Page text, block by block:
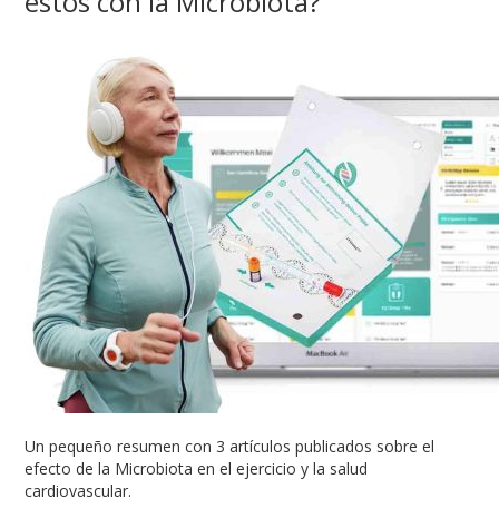
Un pequeño resumen con 3 artículos publicados sobre el
efecto de la Microbiota en el ejercicio y la salud
cardiovascular.